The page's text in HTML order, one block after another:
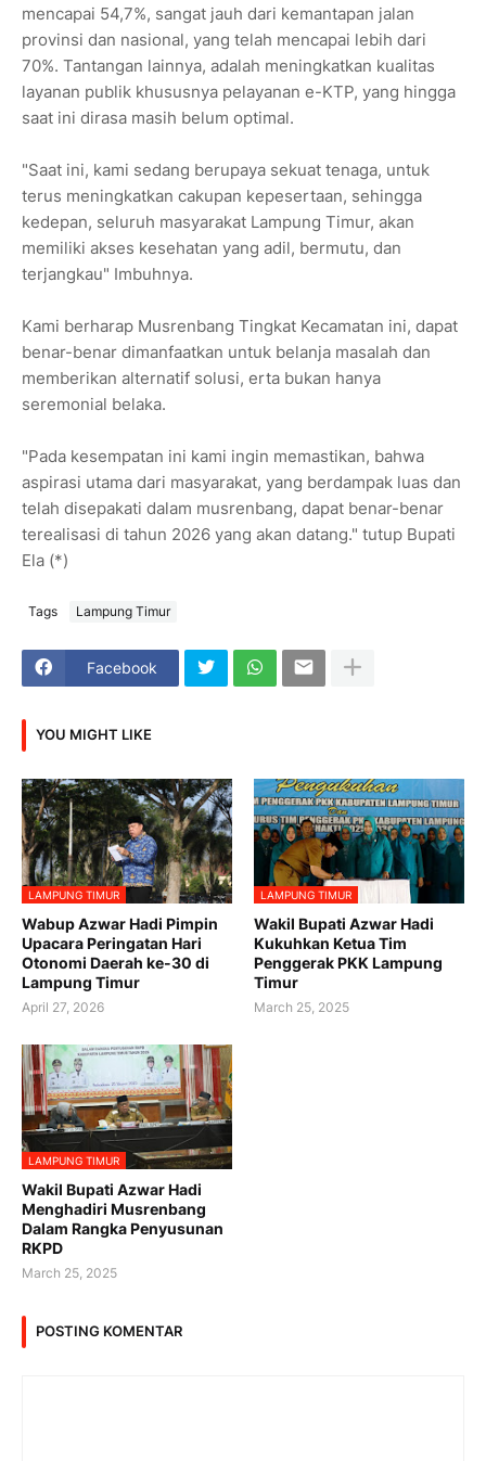
mencapai 54,7%, sangat jauh dari kemantapan jalan
provinsi dan nasional, yang telah mencapai lebih dari
70%. Tantangan lainnya, adalah meningkatkan kualitas
layanan publik khususnya pelayanan e-KTP, yang hingga
saat ini dirasa masih belum optimal.
"Saat ini, kami sedang berupaya sekuat tenaga, untuk
terus meningkatkan cakupan kepesertaan, sehingga
kedepan, seluruh masyarakat Lampung Timur, akan
memiliki akses kesehatan yang adil, bermutu, dan
terjangkau" Imbuhnya.
Kami berharap Musrenbang Tingkat Kecamatan ini, dapat
benar-benar dimanfaatkan untuk belanja masalah dan
memberikan alternatif solusi, erta bukan hanya
seremonial belaka.
"Pada kesempatan ini kami ingin memastikan, bahwa
aspirasi utama dari masyarakat, yang berdampak luas dan
telah disepakati dalam musrenbang, dapat benar-benar
terealisasi di tahun 2026 yang akan datang." tutup Bupati
Ela (*)
Tags Lampung Timur
Facebook
YOU MIGHT LIKE
LAMPUNG TIMUR
Wabup Azwar Hadi Pimpin
Upacara Peringatan Hari
Otonomi Daerah ke-30 di
Lampung Timur
April 27, 2026
LAMPUNG TIMUR
Wakil Bupati Azwar Hadi
Kukuhkan Ketua Tim
Penggerak PKK Lampung
Timur
March 25, 2025
LAMPUNG TIMUR
Wakil Bupati Azwar Hadi
Menghadiri Musrenbang
Dalam Rangka Penyusunan
RKPD
March 25, 2025
POSTING KOMENTAR